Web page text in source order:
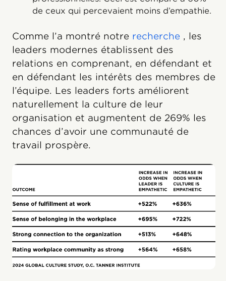
de ceux qui percevaient moins d’empathie.
Comme l’a montré notre recherche , les
leaders modernes établissent des
relations en comprenant, en défendant et
en défendant les intérêts des membres de
l’équipe. Les leaders forts améliorent
naturellement la culture de leur
organisation et augmentent de 269% les
chances d’avoir une communauté de
travail prospère.